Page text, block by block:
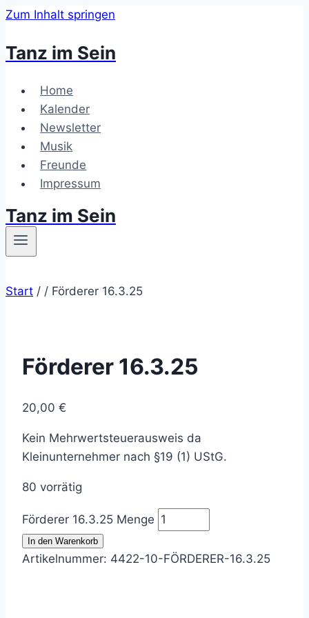
Zum Inhalt springen
Tanz im Sein
Home
Kalender
Newsletter
Musik
Freunde
Impressum
Tanz im Sein
Start / / Förderer 16.3.25
Förderer 16.3.25
20,00 €
Kein Mehrwertsteuerausweis da
Kleinunternehmer nach §19 (1) UStG.
80 vorrätig
Förderer 16.3.25 Menge
In den Warenkorb
Artikelnummer: 4422-10-FÖRDERER-16.3.25